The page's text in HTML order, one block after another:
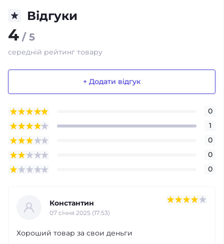
Відгуки
4 / 5
середній рейтинг товару
+ Додати відгук
0
1
0
0
0
Константин
07 cічня 2025 (17:53)
Хороший товар за свои деньги